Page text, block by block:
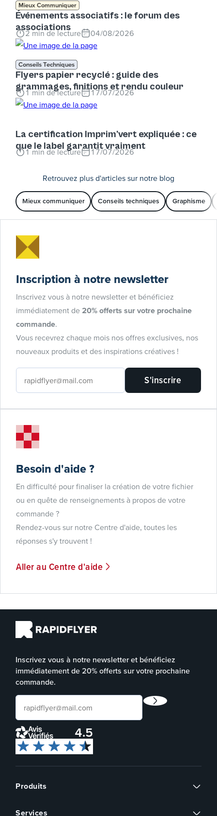
Mieux Communiquer
Événements associatifs : le forum des
associations
2 min de lecture 04/08/2026
Conseils Techniques
Flyers papier recyclé : guide des
grammages, finitions et rendu couleur
1min de lecture 17/07/2026
La certification Imprim'vert expliquée : ce
que le label garantit vraiment
1min de lecture 17/07/2026
Retrouvez plus d'articles sur notre blog
Mieux communiquer Conseils techniques Graphisme
Inscription à notre newsletter
Inscrivez vous à notre newsletter et bénéficiez
immédiatement de 20% offerts sur votre prochaine
commande
Vous recevrez chaque mois nos offres exclusives, nos
nouveaux produits et des inspirations créatives !
S'inscrire
Besoin d'aide ?
En difficulté pour finaliser la création de votre fichier
ou en quête de renseignements à propos de votre
commande ?
Rendez-vous sur notre Centre d'aide, toutes les
réponses s'y trouvent !
Aller au Centre d'aide
Inscrivez vous à notre newsletter et bénéficiez
immédiatement de 20% offerts sur votre prochaine
commande.
4.5
Produits
Cartes de visite
Services